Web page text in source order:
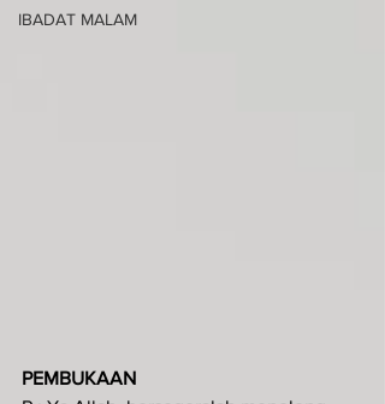
IBADAT MALAM
PEMBUKAAN